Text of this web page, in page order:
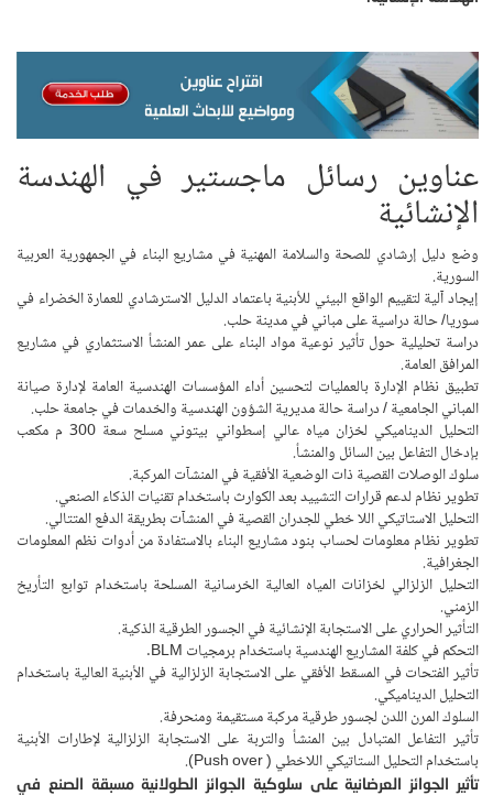
عناوين رسائل ماجستير في الهندسة
الإنشائية
وضع دليل إرشادي للصحة والسلامة المهنية في مشاريع البناء في الجمهورية العربية
السورية.
إيجاد آلية لتقييم الواقع البيئي للأبنية باعتماد الدليل الاسترشادي للعمارة الخضراء في
سوريا/ حالة دراسية على مباني في مدينة حلب.
دراسة تحليلية حول تأثير نوعية مواد البناء على عمر المنشأ الاستثماري في مشاريع
المرافق العامة.
تطبيق نظام الإدارة بالعمليات لتحسين أداء المؤسسات الهندسية العامة لإدارة صيانة
المباني الجامعية / دراسة حالة مديرية الشؤون الهندسية والخدمات في جامعة حلب.
التحليل الديناميكي لخزان مياه عالي إسطواني بيتوني مسلح سعة 300 م مكعب
بإدخال التفاعل بين السائل والمنشأ.
سلوك الوصلات القصية ذات الوضعية الأفقية في المنشآت المركبة.
تطوير نظام لدعم قرارات التشييد بعد الكوارث باستخدام تقنيات الذكاء الصنعي.
التحليل الاستاتيكي اللا خطي للجدران القصية في المنشآت بطريقة الدفع المتتالي.
تطوير نظام معلومات لحساب بنود مشاريع البناء بالاستفادة من أدوات نظم المعلومات
الجغرافية.
التحليل الزلزالي لخزانات المياه العالية الخرسانية المسلحة باستخدام توابع التأريخ
الزمني.
التأثير الحراري على الاستجابة الإنشائية في الجسور الطرقية الذكية.
التحكم في كلفة المشاريع الهندسية باستخدام برمجيات BLM.
تأثير الفتحات في المسقط الأفقي على الاستجابة الزلزالية في الأبنية العالية باستخدام
التحليل الديناميكي.
السلوك المرن اللدن لجسور طرقية مركبة مستقيمة ومنحرفة.
تأثير التفاعل المتبادل بين المنشأ والتربة على الاستجابة الزلزالية لإطارات الأبنية
باستخدام التحليل الستاتيكي اللاخطي ( Push over).
تأثير الجوائز العرضانية على سلوكية الجوائز الطولانية مسبقة الصنع في